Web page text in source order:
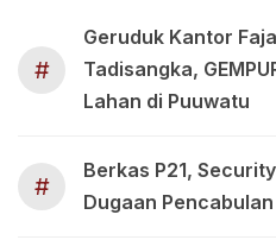
#
Geruduk Kantor
Tadisangka,
Lahan di Puuwatu
#
Berkas P21,
Dugaan